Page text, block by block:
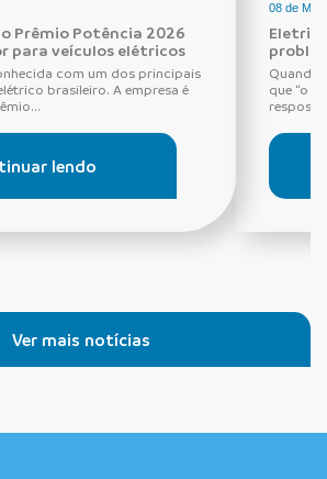
Prêmio Potência 2026
para veículos elétricos
com um dos principais
brasileiro. A empresa é
lendo
08 de
Quando
que “o
resposta
Ver mais notícias